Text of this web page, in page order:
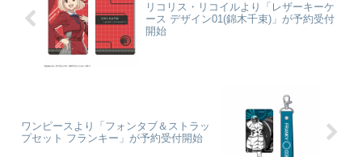
リコリス・リコイルより「レザーキーケ
ース デザイン01(錦木千束)」が予約受付
開始
ワンピースより「フォンタブ＆ストラッ
プセット フランキー」が予約受付開始